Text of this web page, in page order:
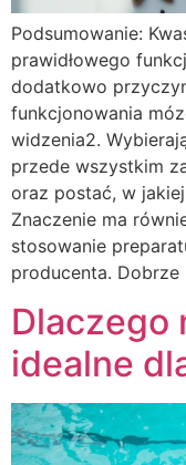
Podsumowanie:
prawidłowego
dodatkowo
funkcjonowania
widzenia2.
przede wszystkim
oraz postać, w
Znaczenie ma
stosowanie
producenta.
Dlaczego
idealne